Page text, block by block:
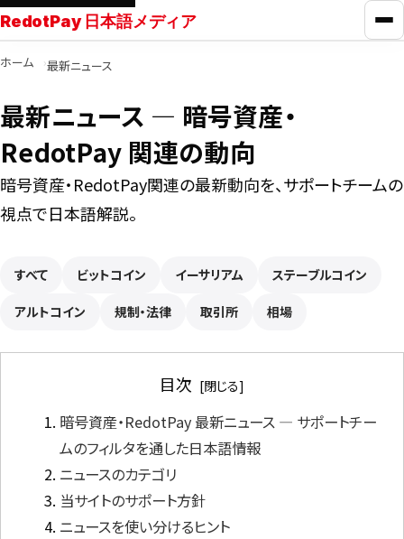
RedotPay 日本語メディア メ
RedotPayガイド
カード比較
学ぶ
ツール
ホーム 最新ニュース
最新ニュース ― 暗号資産・
RedotPay 関連の動向
暗号資産・RedotPay関連の最新動向を、サポートチームの
視点で日本語解説。
すべて ビットコイン イーサリアム ステーブルコイン
アルトコイン 規制・法律 取引所 相場
目次
暗号資産・RedotPay 最新ニュース ― サポートチー
ムのフィルタを通した日本語情報
ニュースのカテゴリ
当サイトのサポート方針
ニュースを使い分けるヒント